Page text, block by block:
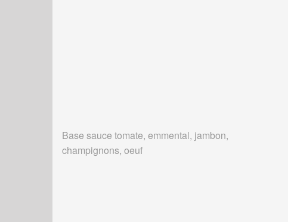
Base sauce tomate, emmental, jambon,
champignons, oeuf